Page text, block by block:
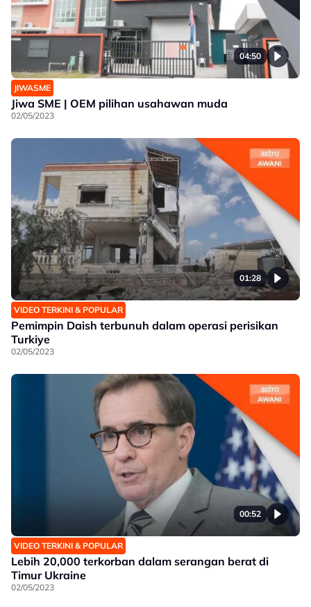
04:50
JIWASME
Jiwa SME | OEM pilihan usahawan muda
02/05/2023
01:28
VIDEO TERKINI & POPULAR
Pemimpin Daish terbunuh dalam operasi perisikan
Turkiye
02/05/2023
00:52
VIDEO TERKINI & POPULAR
Lebih 20,000 terkorban dalam serangan berat di
Timur Ukraine
02/05/2023